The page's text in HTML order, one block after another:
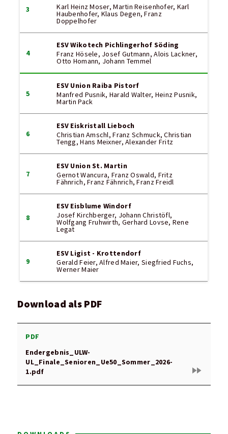
3
Karl Heinz Moser, Martin Reisenhofer, Karl
Haubenhofer, Klaus Degen, Franz
Doppelhofer
4
ESV Wikotech Pichlingerhof Söding
Franz Hösele, Josef Gutmann, Alois Lackner,
Otto Homann, Johann Temmel
5
ESV Union Raiba Pistorf
Manfred Pusnik, Harald Walter, Heinz Pusnik,
Martin Pack
6
ESV Eiskristall Lieboch
Christian Amschl, Franz Schmuck, Christian
Tengg, Hans Meixner, Alexander Fritz
7
ESV Union St. Martin
Gernot Wancura, Franz Oswald, Fritz
Fähnrich, Franz Fähnrich, Franz Freidl
8
ESV Eisblume Windorf
Josef Kirchberger, Johann Christöfl,
Wolfgang Fruhwirth, Gerhard Lovse, Rene
Legat
9
ESV Ligist - Krottendorf
Gerald Feier, Alfred Maier, Siegfried Fuchs,
Werner Maier
Download als PDF
PDF
Endergebnis_ULW-
UL_Finale_Senioren_Ue50_Sommer_2026-
1.pdf
fast_forward